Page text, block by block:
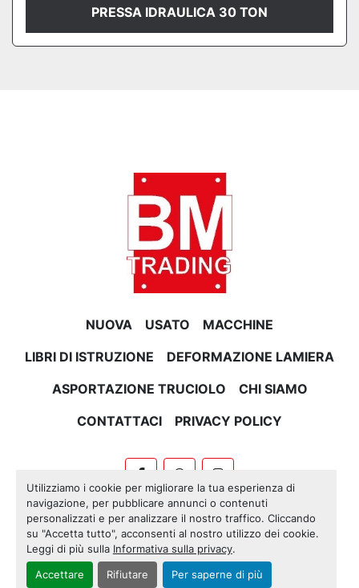
Utilizziamo i cookie per migliorare la tua esperienza di
navigazione, per pubblicare annunci o contenuti
personalizzati e per analizzare il nostro traffico. Cliccando
su "Accetta tutto", acconsenti al nostro utilizzo dei cookie.
Leggi di più sulla Informativa sulla privacy.
Accettare Rifiutare Per saperne di più
PRESSA IDRAULICA 30 TON
NUOVA USATO
MACCHINE
LIBRI DI ISTRUZIONE
DEFORMAZIONE LAMIERA
ASPORTAZIONE TRUCIOLO
CHI SIAMO
CONTATTACI
PRIVACY POLICY
facebookwhatsappinstagram
Machinio System sito web diMachinio
Personalizza le preferenze sui Cookies